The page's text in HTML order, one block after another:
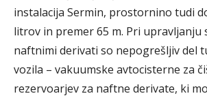
instalacija Sermin, prostornino tudi
litrov in premer 65 m. Pri upravljanju
naftnimi derivati so nepogrešljiv del
vozila – vakuumske avtocisterne za
rezervoarjev za naftne derivate, ki